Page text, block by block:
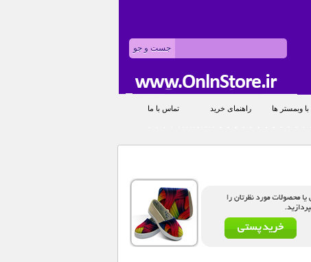
وبمستر ها راهنمای خرید تماس با ما